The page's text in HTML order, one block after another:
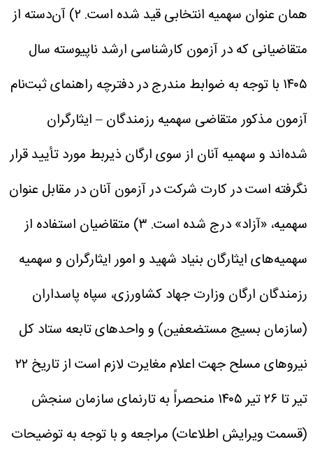
همان عنوان سهمیه انتخابی قید شده است. ۲) آن‌دسته از
متقاضیانی که در آزمون کارشناسی ارشد ناپیوسته سال
۱۴۰۵ با توجه به ضوابط مندرج در دفترچه راهنمای ثبت‌نام
آزمون مذکور متقاضی سهمیه رزمندگان – ایثارگران
شده‌اند و سهمیه آنان از سوی ارگان ذیربط مورد تأیید قرار
نگرفته است در کارت شرکت در آزمون آنان در مقابل عنوان
سهمیه، «آزاد» درج شده است. ۳) متقاضیان استفاده از
سهمیه‌های ایثارگان بنیاد شهید و امور ایثارگران و سهمیه
رزمندگان ارگان وزارت جهاد کشاورزی، سپاه پاسداران
(سازمان بسیج مستضعفین) و واحدهای تابعه ستاد کل
نیروهای مسلح جهت اعلام مغایرت لازم است از تاریخ ۲۲
تیر تا ۲۶ تیر ۱۴۰۵ منحصراً به تارنمای سازمان سنجش
(قسمت ویرایش اطلاعات) مراجعه و با توجه به توضیحات